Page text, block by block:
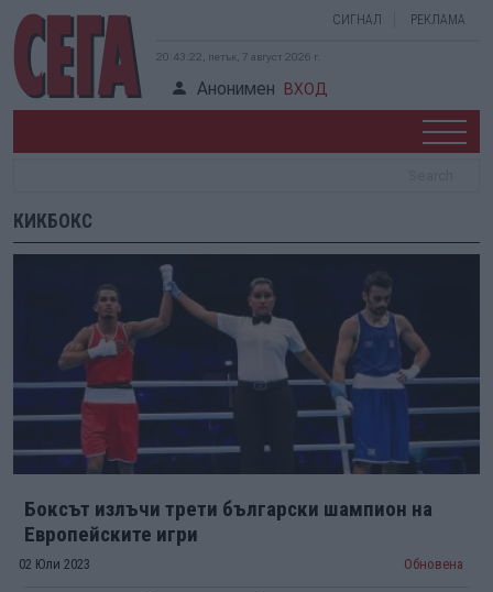
СИГНАЛ РЕКЛАМА
20:43:22, петък, 7 август 2026 г.
Анонимен ВХОД
КИКБОКС
Боксът излъчи трети български шампион на
Европейските игри
02 Юли 2023 Обновена